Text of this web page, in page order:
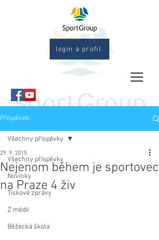
login a profil
Příspěvek
Všechny příspěvky
Novinky
Tiskové zprávy
Z médií
Běžecká škola
Všechny příspěvky
Nejenom během je sportovec
na Praze 4 živ
29. 9. 2015